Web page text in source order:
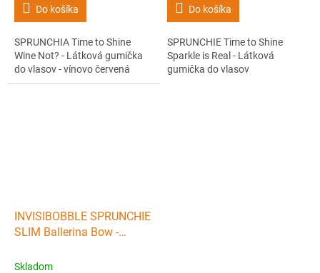
Do košíka
SPRUNCHIA Time to Shine
Wine Not? - Látková gumička
do vlasov - vínovo červená
Do košíka
SPRUNCHIE Time to Shine
Sparkle is Real - Látková
gumička do vlasov
INVISIBOBBLE SPRUNCHIE
SLIM Ballerina Bow -
s mašľou - ružová
Skladom